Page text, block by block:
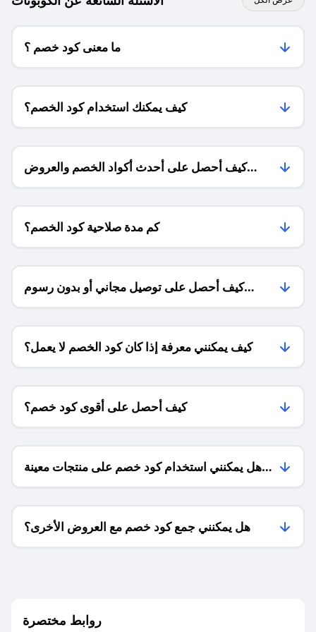
ما معنى كود خصم ؟
كيف يمكنك استخدام كود الخصم؟
كيف أحصل على أحدث أكواد الخصم والعروض
للمتاجر؟
كم مدة صلاحية كود الخصم؟
كيف أحصل على توصيل مجاني أو بدون رسوم
الشحن ؟
كيف يمكنني معرفة إذا كان كود الخصم لا يعمل؟
كيف أحصل على أقوى كود خصم؟
هل يمكنني استخدام كود خصم على منتجات معينة
فقط؟
هل يمكنني جمع كود خصم مع العروض الأخرى؟
روابط مختصرة